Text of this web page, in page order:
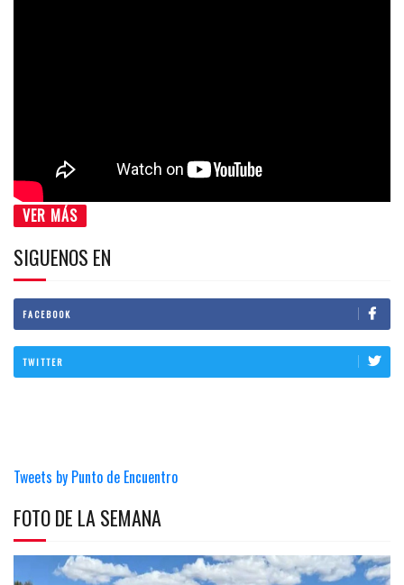
VER MÁS
SIGUENOS EN
FACEBOOK
TWITTER
Tweets by Punto de Encuentro
FOTO DE LA SEMANA